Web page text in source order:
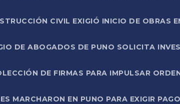
CIVIL EXIGIÓ INICIO DE OBRAS
DE ABOGADOS DE PUNO SOLICITA
DE FIRMAS PARA IMPULSAR
MARCHARON EN PUNO PARA EXIGIR